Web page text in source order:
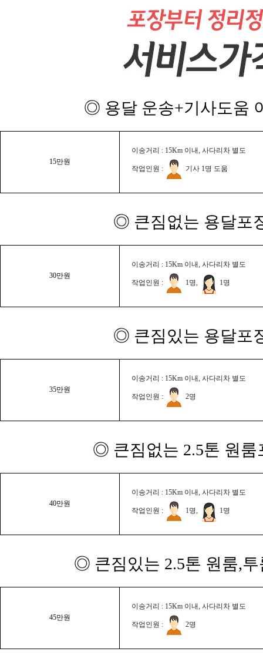
◎ 용달 운송+기사도움
15만원
이송거리 : 15Km 이내, 사다리차 별도
작업인원 : 기사 1명 도움
◎ 큰짐없는 용달포
30만원
이송거리 : 15Km 이내, 사다리차 별도
작업인원 : 1명, 1명
◎ 큰짐있는 용달포
35만원
이송거리 : 15Km 이내, 사다리차 별도
작업인원 : 2명
◎ 큰짐없는 2.5톤 원룸
40만원
이송거리 : 15Km 이내, 사다리차 별도
작업인원 : 1명, 1명
◎ 큰짐있는 2.5톤 원룸,
45만원
이송거리 : 15Km 이내, 사다리차 별도
작업인원 : 2명